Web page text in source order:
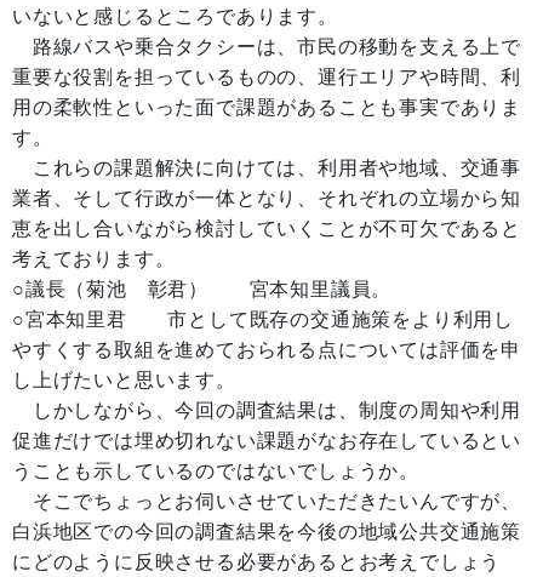
いないと感じるところであります。
路線バスや乗合タクシーは、市民の移動を支える上で
重要な役割を担っているものの、運行エリアや時間、利
用の柔軟性といった面で課題があることも事実でありま
す。
これらの課題解決に向けては、利用者や地域、交通事
業者、そして行政が一体となり、それぞれの立場から知
恵を出し合いながら検討していくことが不可欠であると
考えております。
○議長（菊池 彰君） 宮本知里議員。
○宮本知里君 市として既存の交通施策をより利用し
やすくする取組を進めておられる点については評価を申
し上げたいと思います。
しかしながら、今回の調査結果は、制度の周知や利用
促進だけでは埋め切れない課題がなお存在しているとい
うことも示しているのではないでしょうか。
そこでちょっとお伺いさせていただきたいんですが、
白浜地区での今回の調査結果を今後の地域公共交通施策
にどのように反映させる必要があるとお考えでしょう